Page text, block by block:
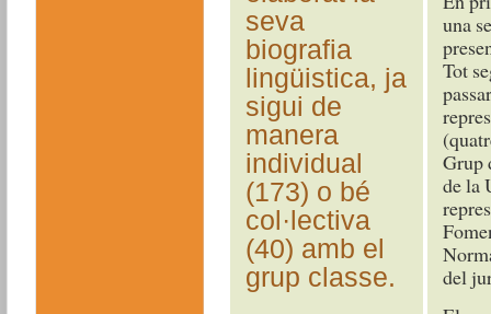
seva
biografia
lingüistica, ja
sigui de
manera
individual
(173) o bé
col·lectiva
(40) amb el
grup classe.
una
Tot
Grup
de la
del